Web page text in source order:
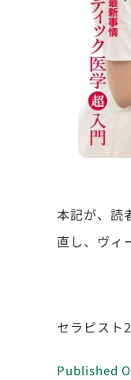
本記が、読
直し、ヴィ
セラピスト
Published